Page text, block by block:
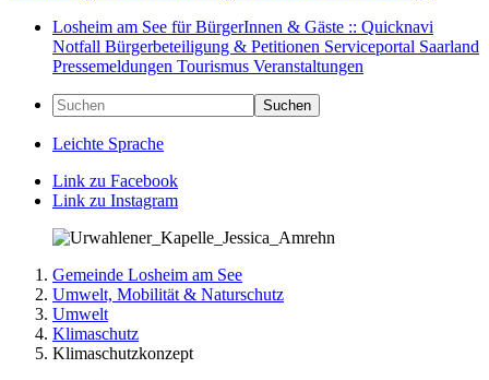
Losheim am See für BürgerInnen & Gäste :: Quicknavi
Notfall Bürgerbeteiligung & Petitionen Serviceportal Saarland
Pressemeldungen Tourismus Veranstaltungen
Suchen
Leichte Sprache
Link zu Facebook
Link zu Instagram
Gemeinde Losheim am See
Umwelt, Mobilität & Naturschutz
Umwelt
Klimaschutz
Klimaschutzkonzept